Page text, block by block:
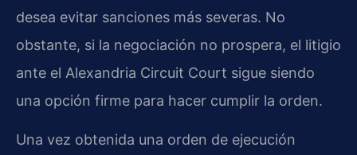
desea evitar sanciones más severas. No
obstante, si la negociación no prospera, el litigio
ante el Alexandria Circuit Court sigue siendo
una opción firme para hacer cumplir la orden.
Una vez obtenida una orden de ejecución